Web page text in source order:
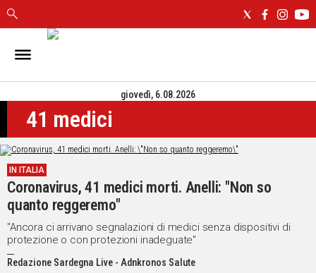
IN
CAGLIARI
SASSARI
NUORO
ORISTANO
SULCIS
GALLURA
OGLIASTRA
MEDIO
CAMPIDANO
giovedì, 6.08.2026
41 medici
IN ITALIA
Coronavirus, 41 medici morti. Anelli: "Non so
quanto reggeremo"
"Ancora ci arrivano segnalazioni di medici senza dispositivi di
protezione o con protezioni inadeguate"
Redazione Sardegna Live - Adnkronos Salute